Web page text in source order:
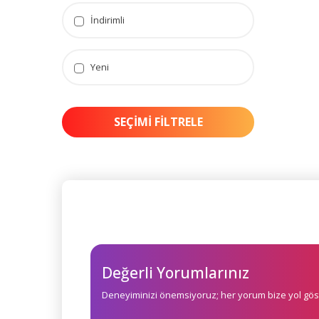
İndirimli
Yeni
SEÇIMI FILTRELE
Değerli Yorumlarınız
Deneyiminizi önemsiyoruz; her yorum bize yol